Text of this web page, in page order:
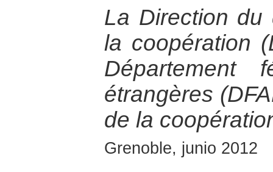
La Direction du
la coopération
Département
étrangères
de la
Grenoble, junio 2012